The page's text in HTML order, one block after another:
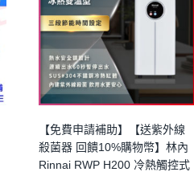
【免費申請補助】【送紫外線
殺菌器 回饋10%購物幣】林內
Rinnai RWP H200 冷熱觸控式